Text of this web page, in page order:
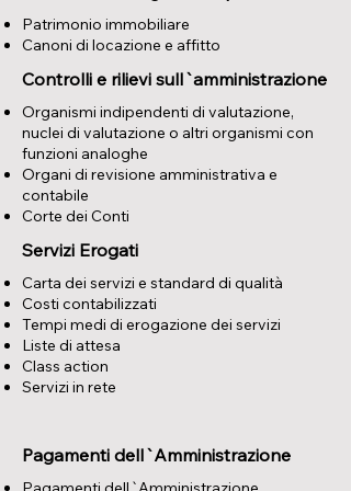
Patrimonio immobiliare
Canoni di locazione e affitto
Controlli e rilievi sull`amministrazione
Organismi indipendenti di valutazione,
nuclei di valutazione o altri organismi con
funzioni analoghe
Organi di revisione amministrativa e
contabile
Corte dei Conti
Servizi Erogati
Carta dei servizi e standard di qualità
Costi contabilizzati
Tempi medi di erogazione dei servizi
Liste di attesa
Class action
Servizi in rete
Pagamenti dell`Amministrazione